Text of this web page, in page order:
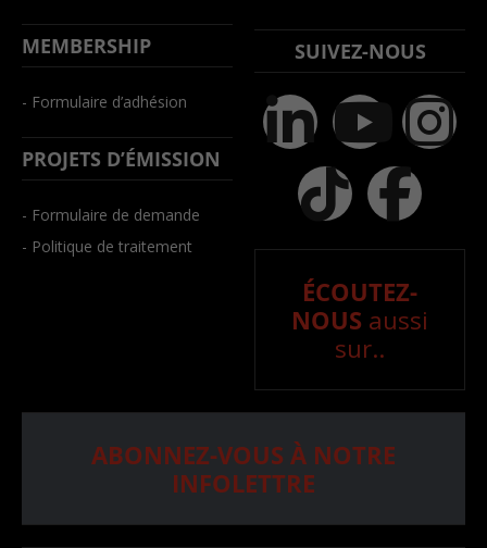
MEMBERSHIP
- Formulaire d’adhésion
PROJETS D’ÉMISSION
- Formulaire de demande
- Politique de traitement
SUIVEZ-NOUS
ÉCOUTEZ-
NOUS aussi
sur..
ABONNEZ-VOUS À NOTRE
INFOLETTRE